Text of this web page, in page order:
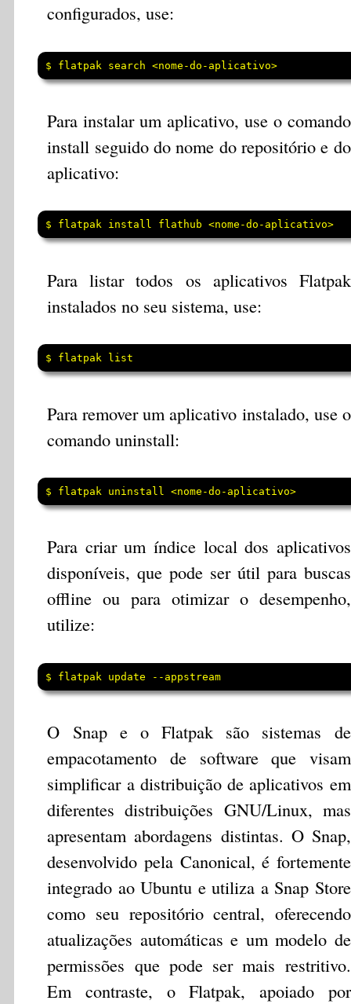
configurados, use:
$ flatpak search <nome-do-aplicativo>
Para instalar um aplicativo, use o comando
install seguido do nome do repositório e do
aplicativo:
$ flatpak install flathub <nome-do-aplicativo>
Para listar todos os aplicativos Flatpak
instalados no seu sistema, use:
$ flatpak list
Para remover um aplicativo instalado, use o
comando uninstall:
$ flatpak uninstall <nome-do-aplicativo>
Para criar um índice local dos aplicativos
disponíveis, que pode ser útil para buscas
offline ou para otimizar o desempenho,
utilize:
$ flatpak update --appstream
O Snap e o Flatpak são sistemas de
empacotamento de software que visam
simplificar a distribuição de aplicativos em
diferentes distribuições GNU/Linux, mas
apresentam abordagens distintas. O Snap,
desenvolvido pela Canonical, é fortemente
integrado ao Ubuntu e utiliza a Snap Store
como seu repositório central, oferecendo
atualizações automáticas e um modelo de
permissões que pode ser mais restritivo.
Em contraste, o Flatpak, apoiado por